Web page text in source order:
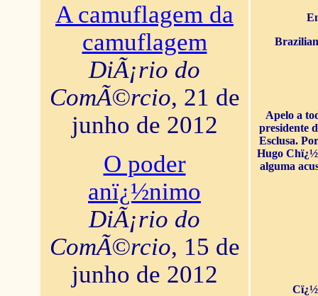
A camuflagem da
camuflagem
DiÃ¡rio do
ComÃ©rcio, 21 de
junho de 2012
O poder
anï¿½nimo
DiÃ¡rio do
ComÃ©rcio, 15 de
junho de 2012
Apelo a
presidente
Esclusa.
Hugo
alguma